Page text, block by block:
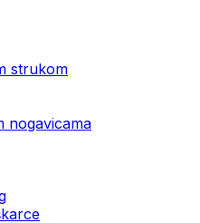
strukom
nogavicama